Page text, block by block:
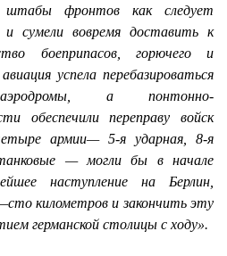
фронтов как следует
и сумели вовремя доставить к
боеприпасов, горючего и
успела перебазироваться
а понтонно-
обеспечили переправу войск
армии— 5-я ударная, 8-я
— могли бы в начале
наступление на Берлин,
километров и закончить эту
германской столицы с ходу».